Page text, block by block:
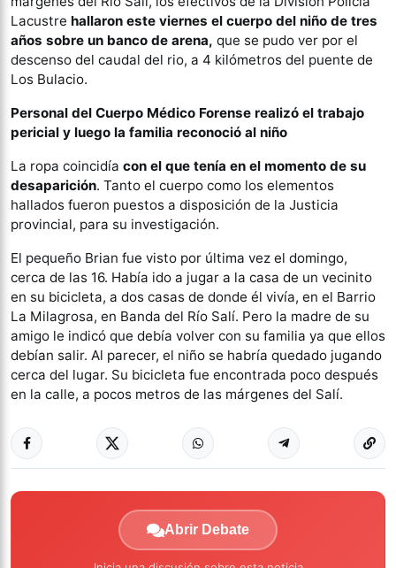
Lacustre hallaron este viernes el cuerpo del niño de tres
años sobre un banco de arena, que se pudo ver por el
descenso del caudal del rio, a 4 kilómetros del puente de
Los Bulacio.
Personal del Cuerpo Médico Forense realizó el trabajo
pericial y luego la familia reconoció al niño
La ropa coincidía con el que tenía en el momento de su
desaparición. Tanto el cuerpo como los elementos
hallados fueron puestos a disposición de la Justicia
provincial, para su investigación.
El pequeño Brian fue visto por última vez el domingo,
cerca de las 16. Había ido a jugar a la casa de un vecinito
en su bicicleta, a dos casas de donde él vivía, en el Barrio
La Milagrosa, en Banda del Río Salí. Pero la madre de su
amigo le indicó que debía volver con su familia ya que ellos
debían salir. Al parecer, el niño se habría quedado jugando
cerca del lugar. Su bicicleta fue encontrada poco después
en la calle, a pocos metros de las márgenes del Salí.
Abrir Debate